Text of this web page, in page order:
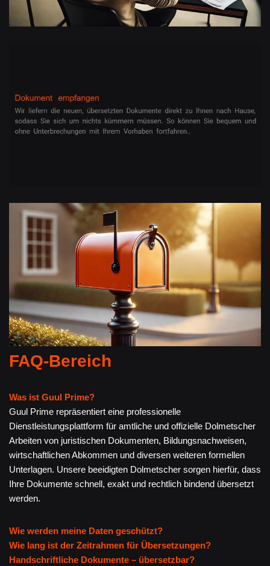
FAQ-Bereich
Was ist Guul Prime?
Guul Prime repräsentiert eine professionelle
Dienstleistungsplattform für amtliche und offizielle Dolmetscher
Arbeiten von juristischen Dokumenten, Bildungsnachweisen,
wirtschaftlichen Abkommen und diversen weiteren formellen
Unterlagen. Unsere beeidigten Dolmetscher sorgen hierfür, dass
Ihre Dokumente schnell, exakt und rechtlich bindend übersetzt
werden.
Wie werden meine Daten geschützt?
Wie lang ist der Zeitrahmen für Übersetzungen?
Handschriftliche Dokumente – übersetzbar?